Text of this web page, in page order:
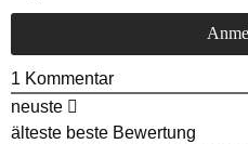
1 Kommentar
neuste
älteste beste Bewertung